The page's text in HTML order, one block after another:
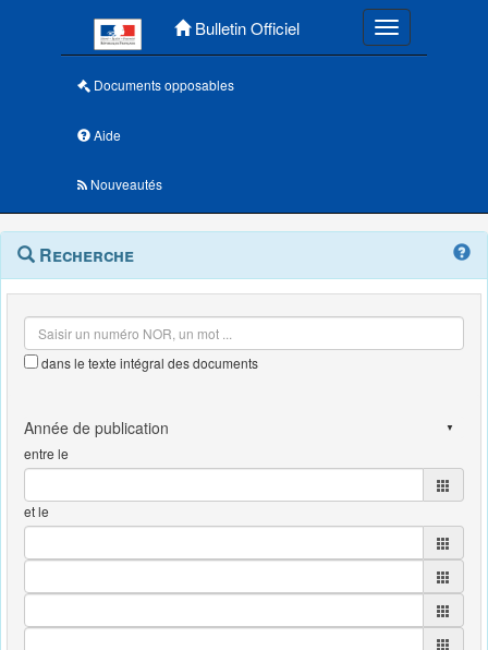
Bulletin Officiel Toggle
Documents opposables
Aide
Nouveautés
Navigation
outils
Menu
contextuel
Recherche
dans le texte intégral des documents
entre le
et le